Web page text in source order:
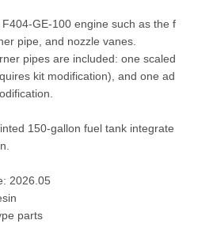
GE-100 engine such as the f
pipe, and nozzle vanes.
pipes are included: one scaled
kit modification), and one ad
150-gallon fuel tank integrate
2026.05
parts